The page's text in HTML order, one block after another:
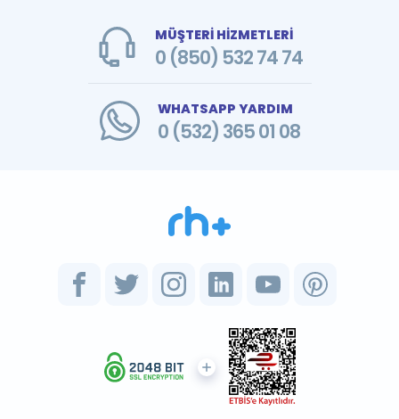
MÜŞTERİ HİZMETLERİ
0 (850) 532 74 74
WHATSAPP YARDIM
0 (532) 365 01 08